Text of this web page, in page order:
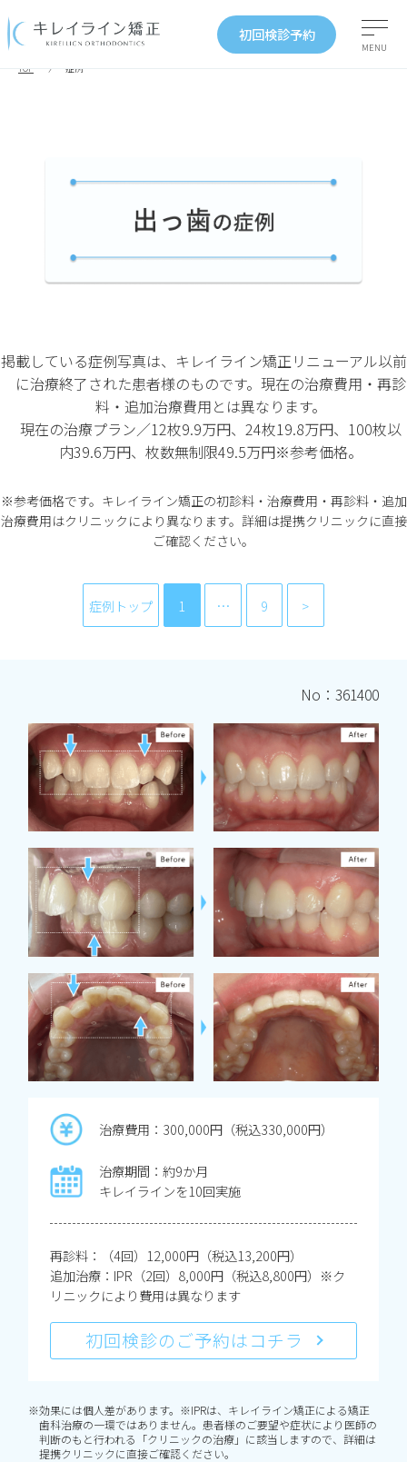
初回検診予約
MENU
TOP 症例
掲載している症例写真は、キレイライン矯正リニューアル以前
に治療終了された患者様のものです。現在の治療費用・再診
料・追加治療費用とは異なります。
現在の治療プラン／12枚9.9万円、24枚19.8万円、100枚以
内39.6万円、枚数無制限49.5万円※参考価格。
※参考価格です。キレイライン矯正の初診料・治療費用・再診料・追加
治療費用はクリニックにより異なります。詳細は提携クリニックに直接
ご確認ください。
症例トップ 1 … 9
No：361400
治療費用：300,000円（税込330,000円）
治療期間：約9か月
キレイラインを10回実施
再診料：（4回）12,000円（税込13,200円）
追加治療：IPR（2回）8,000円（税込8,800円）※ク
リニックにより費用は異なります
初回検診のご予約はコチラ
※効果には個人差があります。※IPRは、キレイライン矯正による矯正
歯科治療の一環ではありません。患者様のご要望や症状により医師の
判断のもと行われる「クリニックの治療」に該当しますので、詳細は
提携クリニックに直接ご確認ください。